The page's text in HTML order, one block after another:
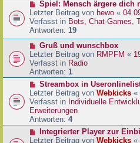
a
g
B
e
i
t
r
a
g
N
e
u
e
r
B
e
i
t
a
g
Spiel: Mensch ärgere dich
Letzter Beitrag von hewo «
Verfasst in Bots, Chat-Games,
Antworten: 19
N
e
u
e
r
B
e
i
t
r
a
Gruß und wunschbox
Letzter Beitrag von RMPFM «
Verfasst in Radio
Antworten: 1
N
e
u
e
r
B
e
Streambox in
Letzter Beitrag von Webkicks «
Verfasst in Individuelle
Erweiterungen
Antworten: 4
N
e
Integrierter Player zur
Letzter Beitrag von Webkicks «